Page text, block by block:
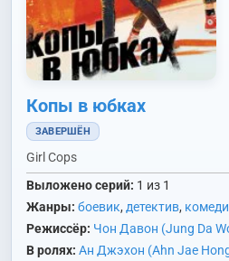
Копы в юбках
ЗАВЕРШЁН
Girl Cops
Выложено серий: 1 из 1
Жанры: боевик, детектив,
Режиссёр: Чон Давон (Jung Da
В ролях: Ан Джэхон (Ahn Jae